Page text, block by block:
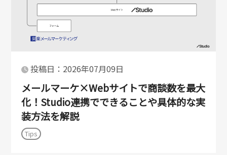
投稿日：2026年07月09日
メールマーケ×Webサイトで商談数を最大
化！Studio連携でできることや具体的な実
装方法を解説
Tips